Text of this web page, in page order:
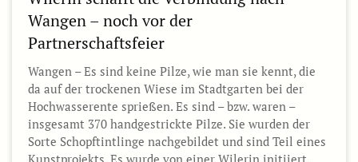
Wangen – noch vor der
Partnerschaftsfeier
Wangen – Es sind keine Pilze, wie man sie kennt, die
da auf der trockenen Wiese im Stadtgarten bei der
Hochwasserente sprießen. Es sind – bzw. waren –
insgesamt 370 handgestrickte Pilze. Sie wurden der
Sorte Schopftintlinge nachgebildet und sind Teil eines